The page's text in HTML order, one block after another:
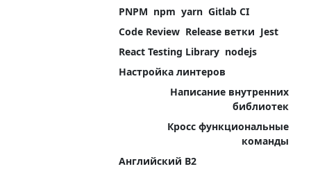
PNPM npm yarn Gitlab CI
Code Review Release ветки Jest
React Testing Library nodejs
Настройка линтеров
Написание внутренних
библиотек
Кросс функциональные
команды
Английский B2